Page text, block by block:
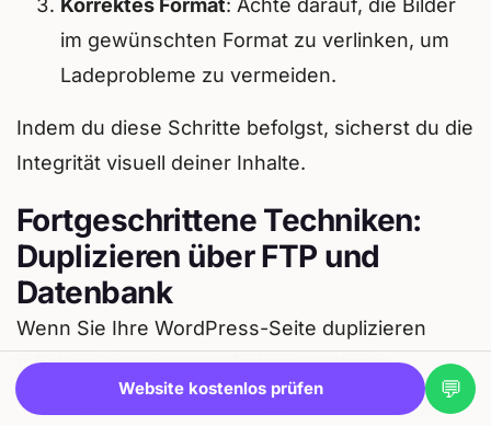
Korrektes Format: Achte darauf, die Bilder
im gewünschten Format zu verlinken, um
Ladeprobleme zu vermeiden.
Indem du diese Schritte befolgst, sicherst du die
Integrität visuell deiner Inhalte.
Fortgeschrittene Techniken:
Duplizieren über FTP und
Datenbank
Wenn Sie Ihre WordPress-Seite duplizieren
möchten, gibt es auch fortgeschrittene
Techniken, die Sie verwenden können. Diese
Website kostenlos prüfen 💬